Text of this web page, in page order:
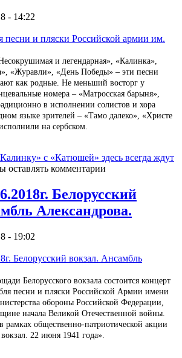
- 14:22
и легендарная», «Калинка»,
«Журав­ли», «День Победы» – эти песни
как родные. Не меньший восторг у
номера – «Матросская барыня»,
в исполнении солистов и хора
языке зрителей – «Тамо далеко», «Христе
на сербском.
с «Катюшей» здесь всегда ждут
оставлять комментарии
Белорусский
Александрова.
- 19:02
Белорусского вокзала состоится концерт
песни и пляски Российской Армии имени
обороны Российской Федерации,
начала Великой Отечественной войны.
рамках общественно-патриотической акции
22 июня 1941 года».